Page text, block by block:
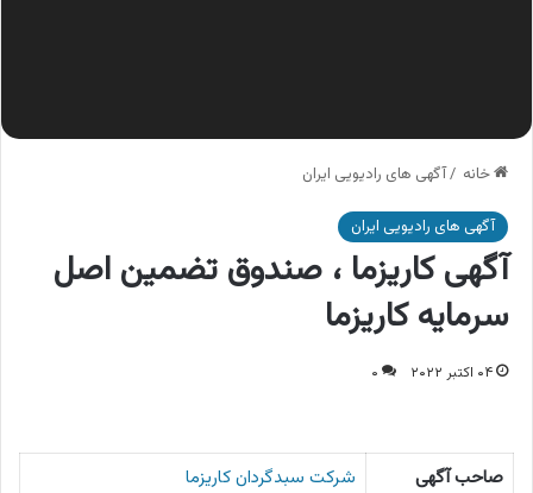
خانه /آگهی های رادیویی ایران
آگهی های رادیویی ایران
آگهی کاریزما ، صندوق تضمین اصل
سرمایه کاریزما
۰۴ اکتبر ۲۰۲۲ ۰
صاحب آگهی
شرکت سبدگردان کاریزما